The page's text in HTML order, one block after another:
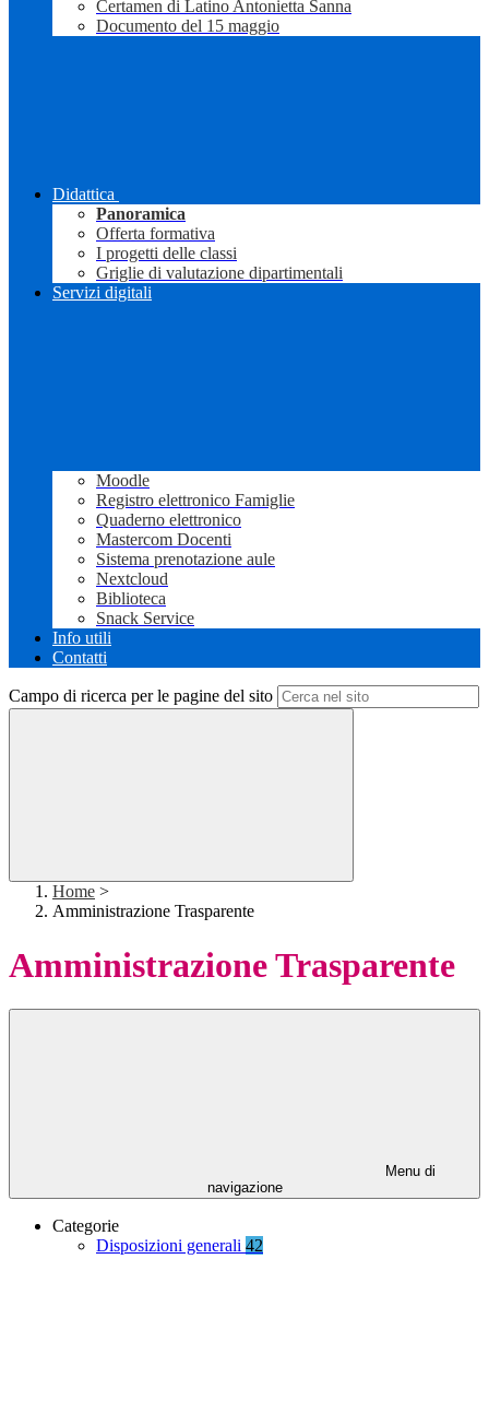
Certamen di Latino Antonietta Sanna
Documento del 15 maggio
Didattica
Panoramica
Offerta formativa
I progetti delle classi
Griglie di valutazione dipartimentali
Servizi digitali
Moodle
Registro elettronico Famiglie
Quaderno elettronico
Mastercom Docenti
Sistema prenotazione aule
Nextcloud
Biblioteca
Snack Service
Info utili
Contatti
Campo di ricerca per le pagine del sito
Home >
Amministrazione Trasparente
Amministrazione Trasparente
Menu di
navigazione
Categorie
Disposizioni generali 42